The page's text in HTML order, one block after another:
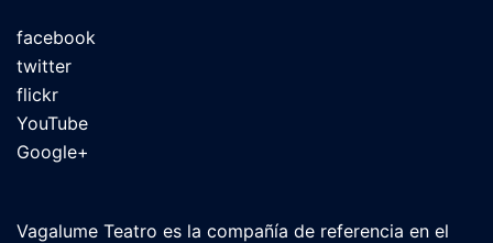
facebook
twitter
flickr
YouTube
Google+
Vagalume Teatro es la compañía de referencia en el